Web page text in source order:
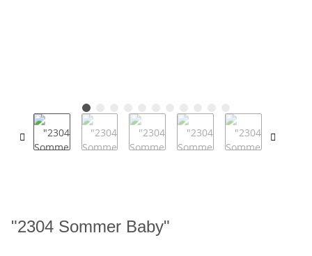
"2304 Sommer Baby"